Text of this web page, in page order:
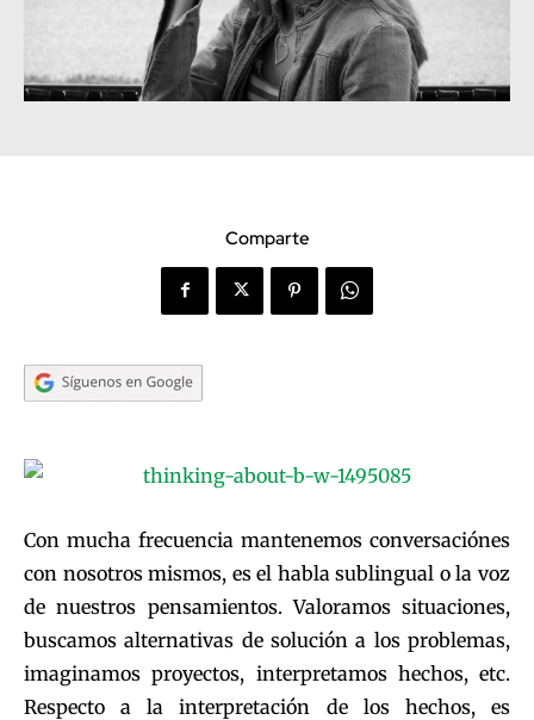
Comparte
Con mucha frecuencia mantenemos conversaciónes
con nosotros mismos, es el habla sublingual o la voz
de nuestros pensamientos. Valoramos situaciones,
buscamos alternativas de solución a los problemas,
imaginamos proyectos, interpretamos hechos, etc.
Respecto a la interpretación de los hechos, es